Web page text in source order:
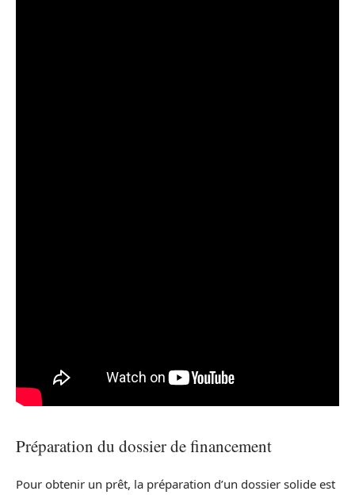
Préparation du dossier de financement
Pour obtenir un prêt, la préparation d’un dossier solide est